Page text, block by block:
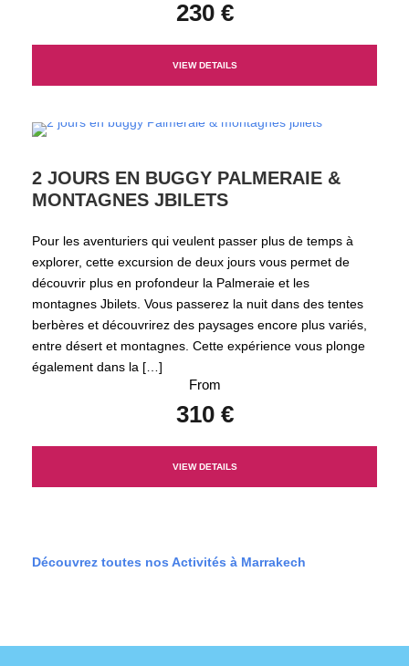
230 €
VIEW DETAILS
2 JOURS EN BUGGY PALMERAIE &
MONTAGNES JBILETS
Pour les aventuriers qui veulent passer plus de temps à
explorer, cette excursion de deux jours vous permet de
découvrir plus en profondeur la Palmeraie et les
montagnes Jbilets. Vous passerez la nuit dans des tentes
berbères et découvrirez des paysages encore plus variés,
entre désert et montagnes. Cette expérience vous plonge
également dans la […]
From
310 €
VIEW DETAILS
Découvrez toutes nos Activités à Marrakech